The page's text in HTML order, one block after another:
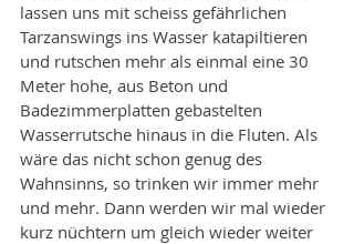
lassen uns mit scheiss gefährlichen
Tarzanswings ins Wasser katapiltieren
und rutschen mehr als einmal eine 30
Meter hohe, aus Beton und
Badezimmerplatten gebastelten
Wasserrutsche hinaus in die Fluten. Als
wäre das nicht schon genug des
Wahnsinns, so trinken wir immer mehr
und mehr. Dann werden wir mal wieder
kurz nüchtern um gleich wieder weiter